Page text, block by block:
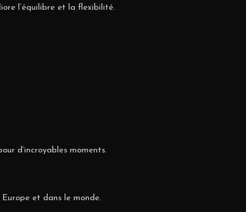
l’équilibre et la flexibilité.
d’incroyables moments.
et dans le monde.